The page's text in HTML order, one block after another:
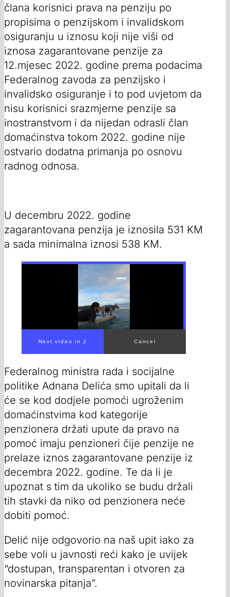
člana korisnici prava na penziju po
propisima o penzijskom i invalidskom
osiguranju u iznosu koji nije viši od
iznosa zagarantovane penzije za
12.mjesec 2022. godine prema podacima
Federalnog zavoda za penzijsko i
invalidsko osiguranje i to pod uvjetom da
nisu korisnici srazmjerne penzije sa
inostranstvom i da nijedan odrasli član
domaćinstva tokom 2022. godine nije
ostvario dodatna primanja po osnovu
radnog odnosa.
U decembru 2022. godine
zagarantovana penzija je iznosila 531 KM
a sada minimalna iznosi 538 KM.
Federalnog ministra rada i socijalne
politike Adnana Delića smo upitali da li
će se kod dodjele pomoći ugroženim
domaćinstvima kod kategorije
penzionera držati upute da pravo na
pomoć imaju penzioneri čije penzije ne
prelaze iznos zagarantovane penzije iz
decembra 2022. godine. Te da li je
upoznat s tim da ukoliko se budu držali
tih stavki da niko od penzionera neće
dobiti pomoć.
Delić nije odgovorio na naš upit iako za
sebe voli u javnosti reći kako je uvijek
“dostupan, transparentan i otvoren za
novinarska pitanja”.